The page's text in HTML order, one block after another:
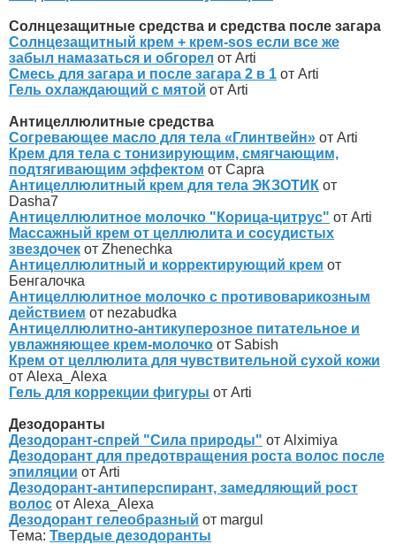
Солнцезащитные средства и средства после загара
Солнцезащитный крем + крем-sos если все же
забыл намазаться и обгорел от Arti
Смесь для загара и после загара 2 в 1 от Arti
Гель охлаждающий с мятой от Arti
Антицеллюлитные средства
Согревающее масло для тела «Глинтвейн» от Arti
Крем для тела с тонизирующим, смягчающим,
подтягивающим эффектом от Capra
Антицеллюлитный крем для тела ЭКЗОТИК от
Dasha7
Антицеллюлитное молочко "Корица-цитрус" от Arti
Массажный крем от целлюлита и сосудистых
звездочек от Zhenechka
Антицеллюлитный и корректирующий крем от
Бенгалочка
Антицеллюлитное молочко с противоварикозным
действием от nezabudka
Антицеллюлитно-антикуперозное питательное и
увлажняющее крем-молочко от Sabish
Крем от целлюлита для чувствительной сухой кожи
от Alexa_Alexa
Гель для коррекции фигуры от Arti
Дезодоранты
Дезодорант-спрей "Сила природы" от Alximiya
Дезодорант для предотвращения роста волос после
эпиляции от Arti
Дезодорант-антиперспирант, замедляющий рост
волос от Alexa_Alexa
Дезодорант гелеобразный от margul
Тема: Твердые дезодоранты